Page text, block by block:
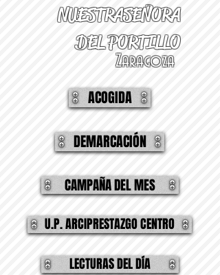
NUESTRASEÑORA
DEL PORTILLO
Zaragoza
ACOGIDA
DEMARCACIÓN
CAMPAÑA DEL MES
U.P. ARCIPRESTAZGO CENTRO
LECTURAS DEL DÍA